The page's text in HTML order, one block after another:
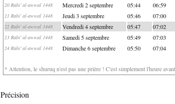
20 Rabi' al-awwal 1448 Mercredi 2 septembre 05:44 06:59
21 Rabi' al-awwal 1448 Jeudi 3 septembre 05:46 07:00
22 Rabi' al-awwal 1448 Vendredi 4 septembre 05:47 07:02
23 Rabi' al-awwal 1448 Samedi 5 septembre 05:49 07:03
24 Rabi' al-awwal 1448 Dimanche 6 septembre 05:50 07:04
* Attention, le shuruq n'est pas une prière ! C'est simplement l'heure
Précision